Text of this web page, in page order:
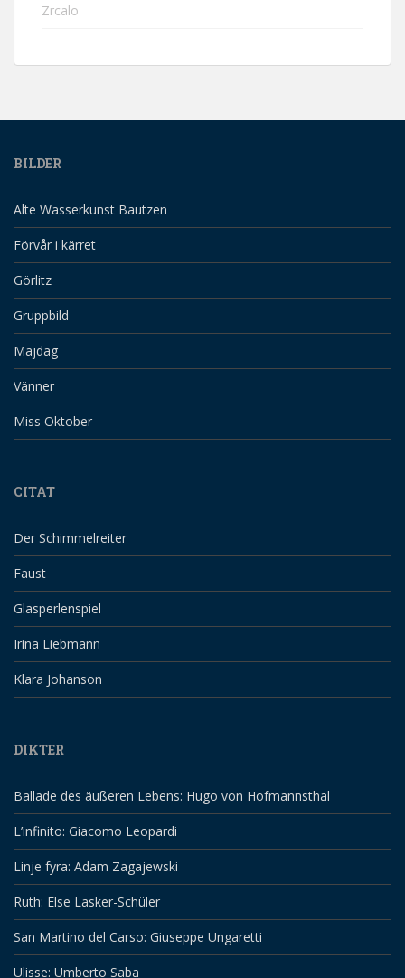
Zrcalo
BILDER
Alte Wasserkunst Bautzen
Förvår i kärret
Görlitz
Gruppbild
Majdag
Vänner
Miss Oktober
CITAT
Der Schimmelreiter
Faust
Glasperlenspiel
Irina Liebmann
Klara Johanson
DIKTER
Ballade des äußeren Lebens: Hugo von Hofmannsthal
L’infinito: Giacomo Leopardi
Linje fyra: Adam Zagajewski
Ruth: Else Lasker-Schüler
San Martino del Carso: Giuseppe Ungaretti
Ulisse: Umberto Saba